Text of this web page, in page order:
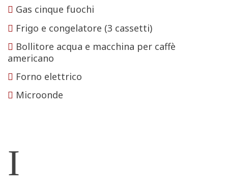
Gas cinque fuochi
Frigo e congelatore (3 cassetti)
Bollitore acqua e macchina per caffè
americano
Forno elettrico
Microonde